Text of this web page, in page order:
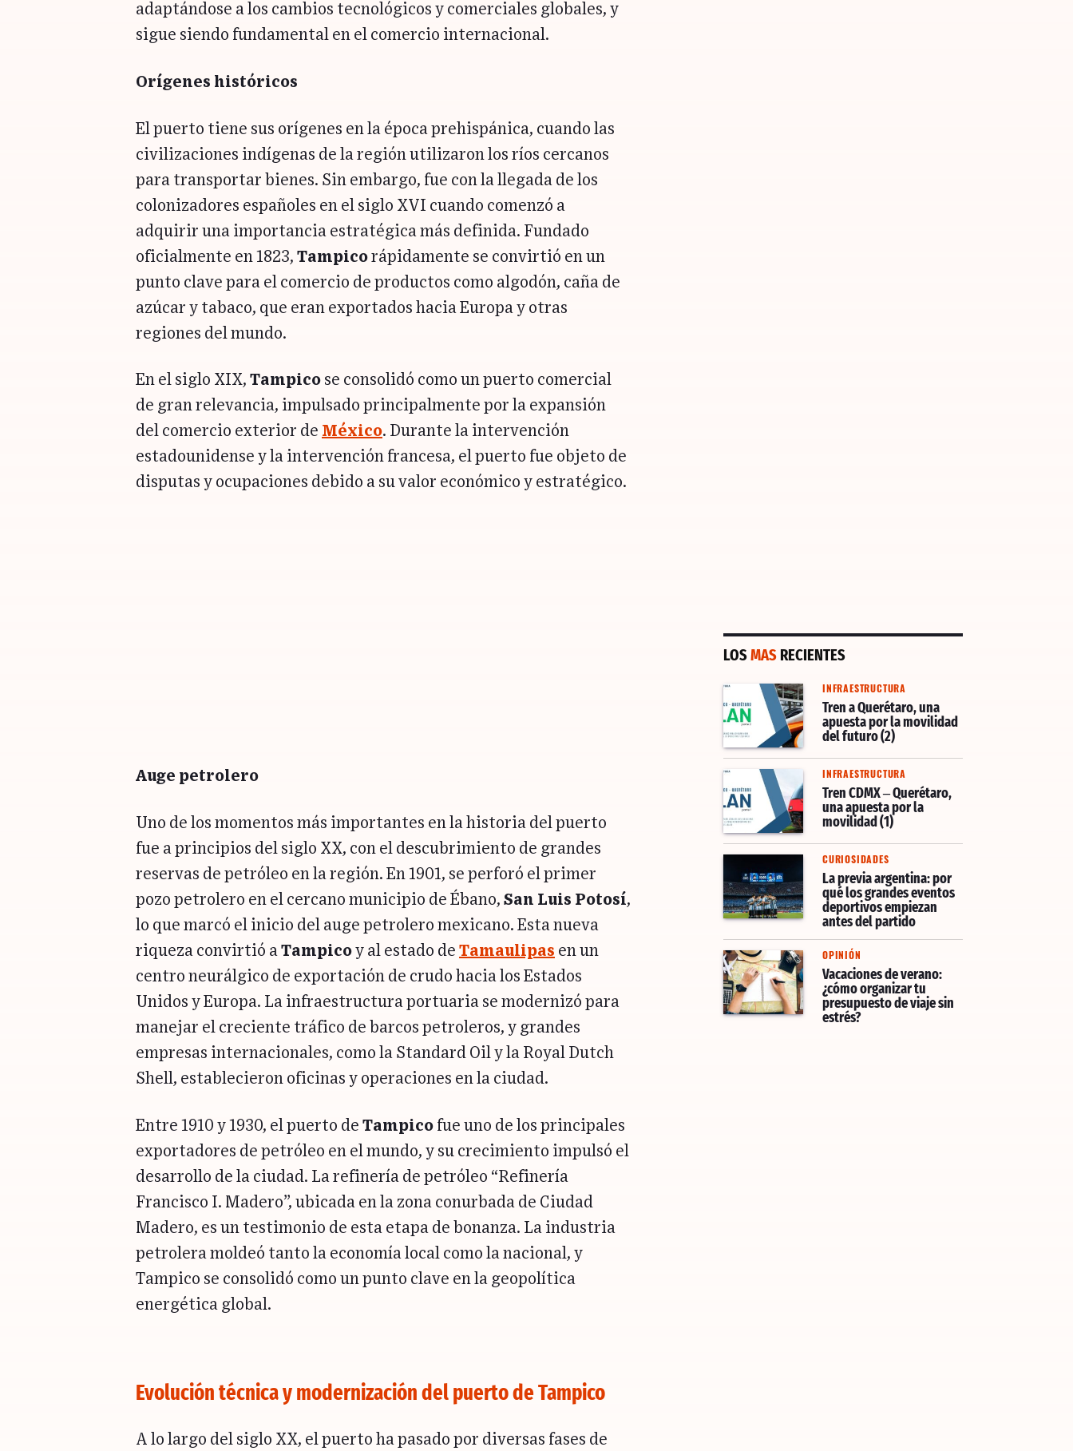
adaptándose a los cambios tecnológicos y comerciales globales, y
sigue siendo fundamental en el comercio internacional.
Orígenes históricos
El puerto tiene sus orígenes en la época prehispánica, cuando las
civilizaciones indígenas de la región utilizaron los ríos cercanos
para transportar bienes. Sin embargo, fue con la llegada de los
colonizadores españoles en el siglo XVI cuando comenzó a
adquirir una importancia estratégica más definida. Fundado
oficialmente en 1823, Tampico rápidamente se convirtió en un
punto clave para el comercio de productos como algodón, caña de
azúcar y tabaco, que eran exportados hacia Europa y otras
regiones del mundo.
En el siglo XIX, Tampico se consolidó como un puerto comercial
de gran relevancia, impulsado principalmente por la expansión
del comercio exterior de México. Durante la intervención
estadounidense y la intervención francesa, el puerto fue objeto de
disputas y ocupaciones debido a su valor económico y estratégico.
Auge petrolero
Uno de los momentos más importantes en la historia del puerto
fue a principios del siglo XX, con el descubrimiento de grandes
reservas de petróleo en la región. En 1901, se perforó el primer
pozo petrolero en el cercano municipio de Ébano, San Luis Potosí,
lo que marcó el inicio del auge petrolero mexicano. Esta nueva
riqueza convirtió a Tampico y al estado de Tamaulipas en un
centro neurálgico de exportación de crudo hacia los Estados
Unidos y Europa. La infraestructura portuaria se modernizó para
manejar el creciente tráfico de barcos petroleros, y grandes
empresas internacionales, como la Standard Oil y la Royal Dutch
Shell, establecieron oficinas y operaciones en la ciudad.
Entre 1910 y 1930, el puerto de Tampico fue uno de los principales
exportadores de petróleo en el mundo, y su crecimiento impulsó el
desarrollo de la ciudad. La refinería de petróleo “Refinería
Francisco I. Madero”, ubicada en la zona conurbada de Ciudad
Madero, es un testimonio de esta etapa de bonanza. La industria
petrolera moldeó tanto la economía local como la nacional, y
Tampico se consolidó como un punto clave en la geopolítica
energética global.
Evolución técnica y modernización del puerto de Tampico
A lo largo del siglo XX, el puerto ha pasado por diversas fases de
LOSMAS RECIENTES
INFRAESTRUCTURA
Tren a Querétaro, una
apuesta por la movilidad
del futuro (2)
INFRAESTRUCTURA
Tren CDMX – Querétaro,
una apuesta por la
movilidad (1)
CURIOSIDADES
La previa argentina: por
qué los grandes eventos
deportivos empiezan
antes del partido
OPINIÓN
Vacaciones de verano:
¿cómo organizar tu
presupuesto de viaje sin
estrés?